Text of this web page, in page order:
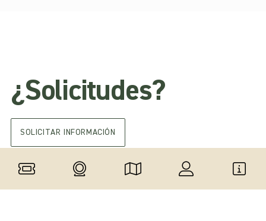
¿Solicitudes?
SOLICITAR INFORMACIÓN